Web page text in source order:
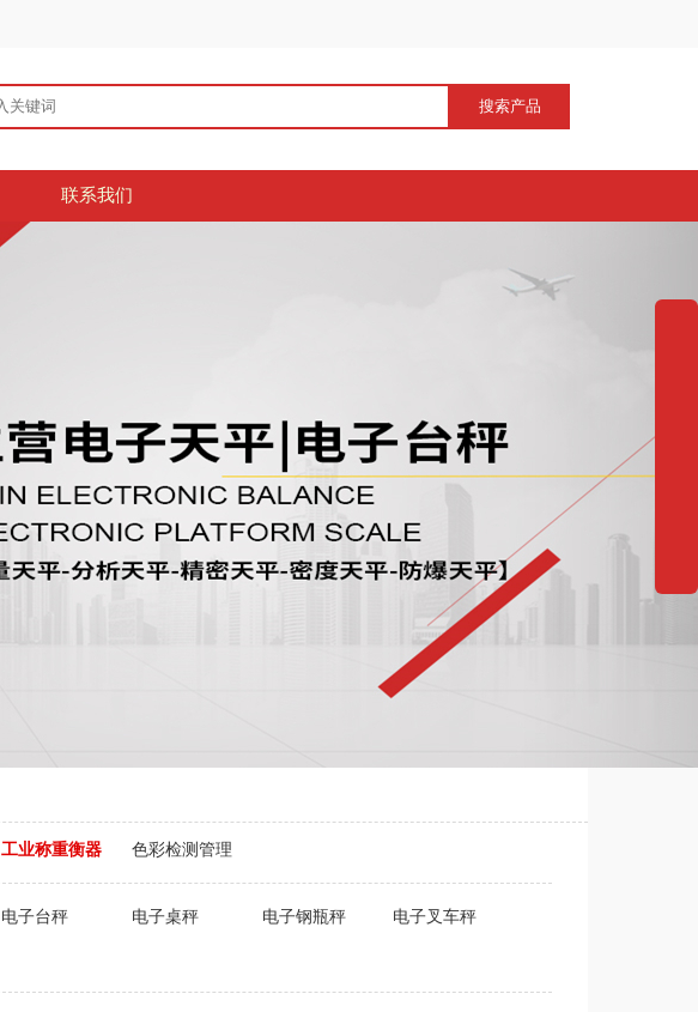
联系我们
工业称重衡器 色彩检测管理
电子台秤 电子桌秤 电子钢瓶秤 电子叉车秤